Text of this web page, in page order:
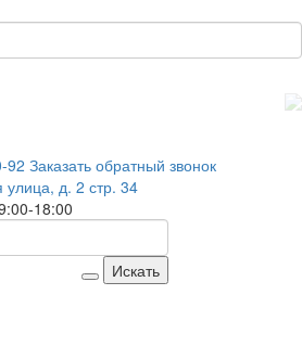
92 Заказать обратный звонок
улица, д. 2 стр. 34
18:00
Искать